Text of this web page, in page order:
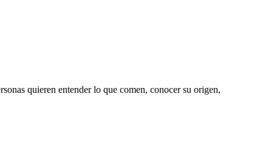
quieren entender lo que comen, conocer su origen,